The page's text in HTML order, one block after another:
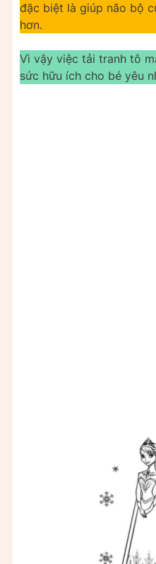
đặc biệt là giúp não bộ
hơn.
Vì vậy việc tải tranh tô
sức hữu ích cho bé yêu